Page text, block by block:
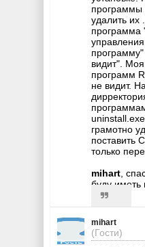
программы
удалить их
программа
видит".
программ
не видит.
грамотно
поставить
только
mihart,
буду иметь
mihart
(Гости)